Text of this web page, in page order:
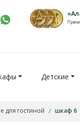
Детские
для гостиной шкаф 6